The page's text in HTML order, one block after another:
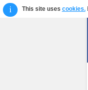
i This site uses cookies.